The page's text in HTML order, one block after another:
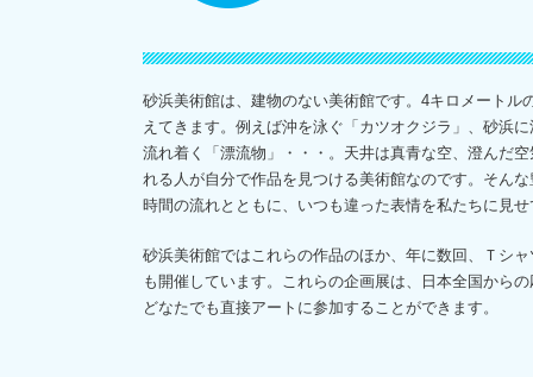
砂浜美術館は、建物のない美術館です。4キロメート
えてきます。例えば沖を泳ぐ「カツオクジラ」、砂浜
流れ着く「漂流物」・・・。天井は真青な空、澄んだ
れる人が自分で作品を見つける美術館なのです。そん
時間の流れとともに、いつも違った表情を私たちに見
砂浜美術館ではこれらの作品のほか、年に数回、Ｔシ
も開催しています。これらの企画展は、日本全国から
どなたでも直接アートに参加することができます。